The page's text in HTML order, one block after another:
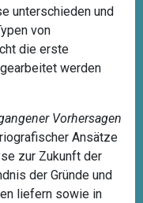
unterschieden und
von
die erste
werden
Vorhersagen
Ansätze
zur Zukunft der
der Gründe und
liefern sowie in